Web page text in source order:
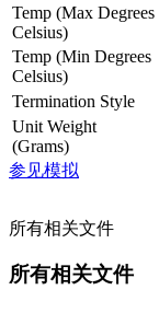
Temp (Max Degrees
Celsius)
Temp (Min Degrees
Celsius)
Termination Style
Unit Weight
(Grams)
参见模拟
所有相关文件
所有相关文件